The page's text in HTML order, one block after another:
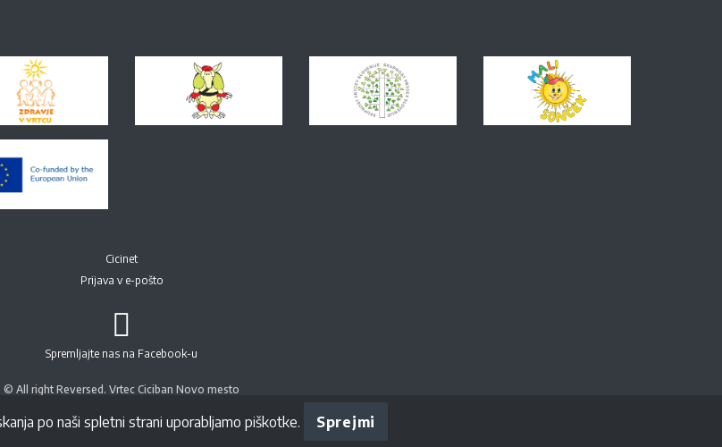
Cicinet
Prijava v e-pošto
Spremljajte nas na Facebook-u
© All right Reversed. Vrtec Ciciban Novo mesto
po naši spletni strani uporabljamo piškotke. Sprejmi